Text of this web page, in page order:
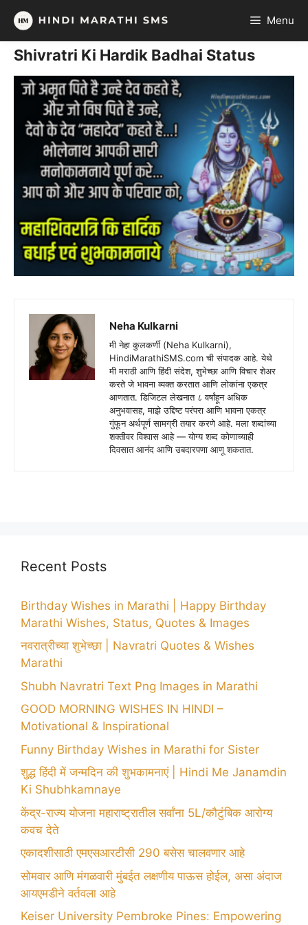
Skip
content
Menu
Shivratri Ki Hardik Badhai Status
Neha Kulkarni
मी नेहा कुलकर्णी (Neha Kulkarni),
HindiMarathiSMS.com ची संपादक आहे. येथे
मी मराठी आणि हिंदी संदेश, शुभेच्छा आणि विचार शेअर
करते जे भावना व्यक्त करतात आणि लोकांना एकत्र
आणतात. डिजिटल लेखनात ८ वर्षांहून अधिक
अनुभवासह, माझे उद्दिष्ट परंपरा आणि भावना एकत्र
गुंफून अर्थपूर्ण सामग्री तयार करणे आहे. मला शब्दांच्या
शक्तीवर विश्वास आहे — योग्य शब्द कोणाच्याही
दिवसात आनंद आणि उबदारपणा आणू शकतात.
Recent Posts
Birthday Wishes in Marathi | Happy Birthday
Marathi Wishes, Status, Quotes & Images
नवरात्रीच्या शुभेच्छा | Navratri Quotes & Wishes
Marathi
Shubh Navratri Text Png Images in Marathi
GOOD MORNING WISHES IN HINDI –
Motivational & Inspirational
Funny Birthday Wishes in Marathi for Sister
शुद्ध हिंदी में जन्मदिन की शुभकामनाएं | Hindi Me Janamdin
Ki Shubhkamnaye
केंद्र-राज्य योजना महाराष्ट्रातील सर्वांना 5L/कौटुंबिक आरोग्य
कवच देते
एकादशीसाठी एमएसआरटीसी 290 बसेस चालवणार आहे
सोमवार आणि मंगळवारी मुंबईत लक्षणीय पाऊस होईल, असा अंदाज
आयएमडीने वर्तवला आहे
Keiser University Pembroke Pines: Empowering